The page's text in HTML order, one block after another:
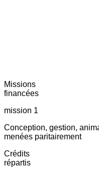
Missions
financées
mission 1
Conception, gestion,
menées paritairement
Crédits
répartis